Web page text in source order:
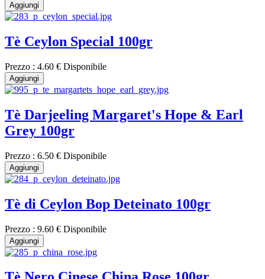
Aggiungi
Tè Ceylon Special 100gr
Prezzo : 4.60 € Disponibile
Aggiungi
Tè Darjeeling Margaret's Hope & Earl
Grey 100gr
Prezzo : 6.50 € Disponibile
Aggiungi
Tè di Ceylon Bop Deteinato 100gr
Prezzo : 9.60 € Disponibile
Aggiungi